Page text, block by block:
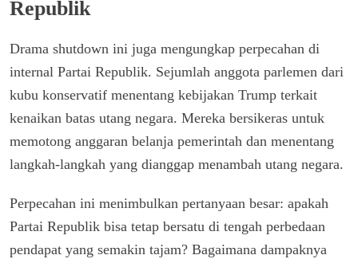
Republik
Drama shutdown ini juga mengungkap perpecahan di
internal Partai Republik. Sejumlah anggota parlemen dari
kubu konservatif menentang kebijakan Trump terkait
kenaikan batas utang negara. Mereka bersikeras untuk
memotong anggaran belanja pemerintah dan menentang
langkah-langkah yang dianggap menambah utang negara.
Perpecahan ini menimbulkan pertanyaan besar: apakah
Partai Republik bisa tetap bersatu di tengah perbedaan
pendapat yang semakin tajam? Bagaimana dampaknya